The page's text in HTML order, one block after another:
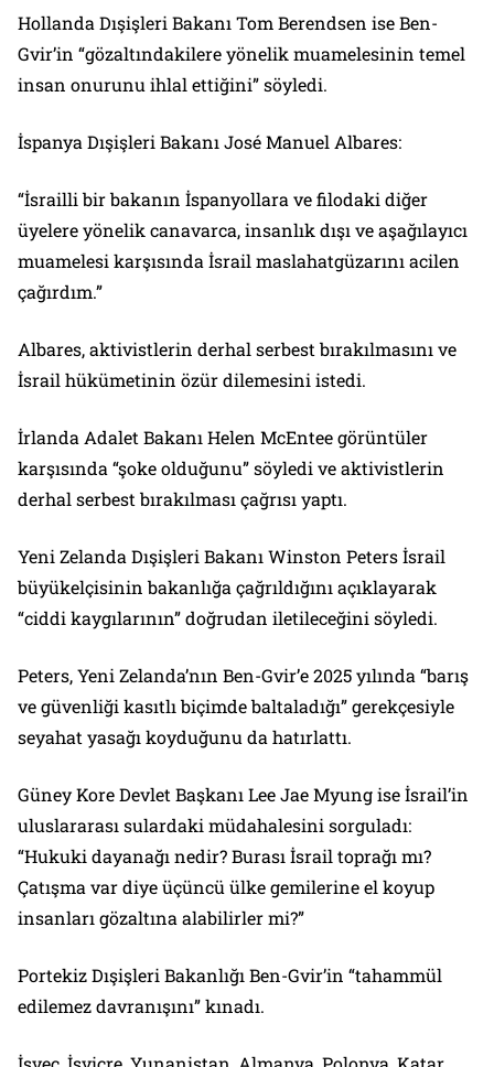
Hollanda Dışişleri Bakanı Tom Berendsen ise Ben-
Gvir’in “gözaltındakilere yönelik muamelesinin temel
insan onurunu ihlal ettiğini” söyledi.
İspanya Dışişleri Bakanı José Manuel Albares:
“İsrailli bir bakanın İspanyollara ve filodaki diğer
üyelere yönelik canavarca, insanlık dışı ve aşağılayıcı
muamelesi karşısında İsrail maslahatgüzarını acilen
çağırdım.”
Albares, aktivistlerin derhal serbest bırakılmasını ve
İsrail hükümetinin özür dilemesini istedi.
İrlanda Adalet Bakanı Helen McEntee görüntüler
karşısında “şoke olduğunu” söyledi ve aktivistlerin
derhal serbest bırakılması çağrısı yaptı.
Yeni Zelanda Dışişleri Bakanı Winston Peters İsrail
büyükelçisinin bakanlığa çağrıldığını açıklayarak
“ciddi kaygılarının” doğrudan iletileceğini söyledi.
Peters, Yeni Zelanda’nın Ben-Gvir’e 2025 yılında “barış
ve güvenliği kasıtlı biçimde baltaladığı” gerekçesiyle
seyahat yasağı koyduğunu da hatırlattı.
Güney Kore Devlet Başkanı Lee Jae Myung ise İsrail’in
uluslararası sulardaki müdahalesini sorguladı:
“Hukuki dayanağı nedir? Burası İsrail toprağı mı?
Çatışma var diye üçüncü ülke gemilerine el koyup
insanları gözaltına alabilirler mi?”
Portekiz Dışişleri Bakanlığı Ben-Gvir’in “tahammül
edilemez davranışını” kınadı.